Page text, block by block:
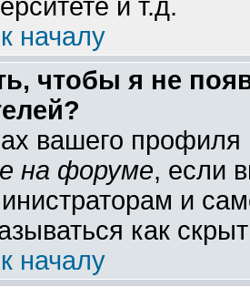
и т.д.
началу
чтобы я не
вашего
на форуме, если
и
как
началу